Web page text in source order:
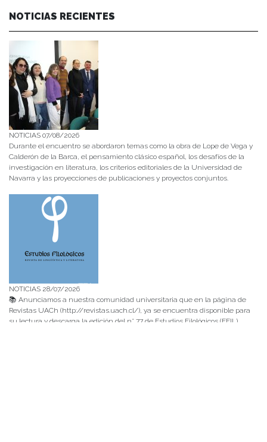
NOTICIAS RECIENTES
NOTICIAS 07/08/2026
Durante el encuentro se abordaron temas como la obra de Lope de Vega y
Calderón de la Barca, el pensamiento clásico español, los desafíos de la
investigación en literatura, los criterios editoriales de la Universidad de
Navarra y las proyecciones de publicaciones y proyectos conjuntos.
NOTICIAS 28/07/2026
📚 Anunciamos a nuestra comunidad universitaria que en la página de
Revistas UACh (http://revistas.uach.cl/), ya se encuentra disponible para
su lectura y descarga la edición del n° 77 de Estudios Filológicos (EFIL),